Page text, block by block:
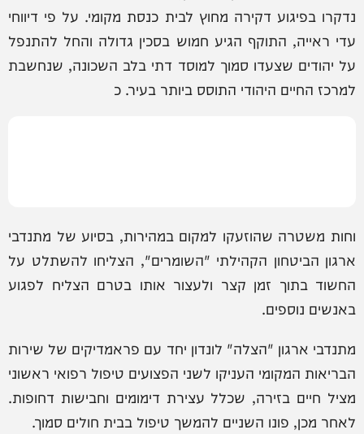
נדקרו בפיגוע דקירה מחוץ לבית כנסת מקומי. על פי דיווחי
עדי ראייה, התוקף הגיע חמוש בסכין גדולה והחל להתנפל
על יהודים שצעדו סמוך למוסד דתי בלב השכונה, שנחשבת
למרכז החיים היהודי התוסס ביותר בעיר. כ
וחות משטרה שהוזעקו למקום במהירות, בסיוע של מתנדבי
ארגון הביטחון הקהילתי "השומרים", הצליחו להשתלט על
החשוד בתוך זמן קצר ולעצור אותו בטרם הצליח לפגוע
באנשים נוספים.
מתנדבי ארגון "הצלה" לונדון יחד עם פראמדיקים של שירות
הבריאות המקומי העניקו לשני הפצועים טיפול רפואי ראשוני
מציל חיים בזירה, שכלל עצירת דימומים וחבישות דחופות.
לאחר מכן, פונו השניים להמשך טיפול בבית חולים סמוך.